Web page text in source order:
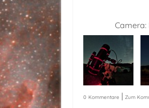
Camera:
0 Kommentare | Zum